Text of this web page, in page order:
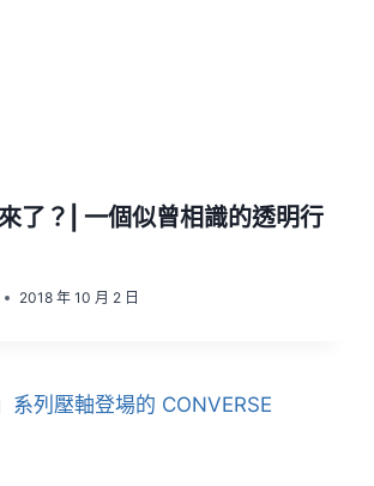
了？| 一個似曾相識的透明行
2018 年 10 月 2 日